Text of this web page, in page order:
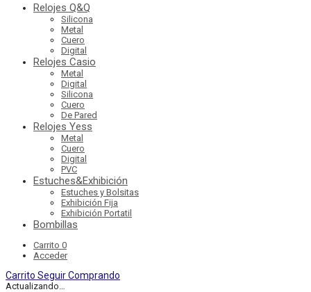
Relojes Q&Q
Silicona
Metal
Cuero
Digital
Relojes Casio
Metal
Digital
Silicona
Cuero
De Pared
Relojes Yess
Metal
Cuero
Digital
PVC
Estuches&Exhibición
Estuches y Bolsitas
Exhibición Fija
Exhibición Portatil
Bombillas
Carrito 0
Acceder
Carrito Seguir Comprando
Actualizando…